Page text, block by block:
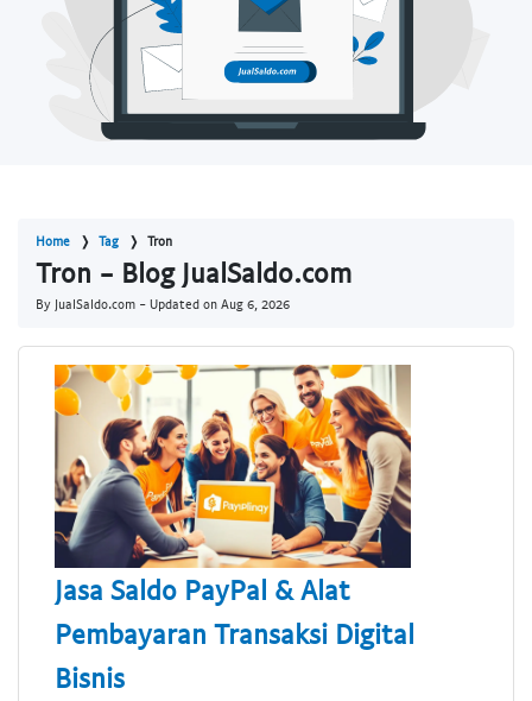
Home Tag Tron
Tron - Blog JualSaldo.com
By JualSaldo.com - Updated on Aug 6, 2026
Jasa Saldo PayPal & Alat
Pembayaran Transaksi Digital
Bisnis